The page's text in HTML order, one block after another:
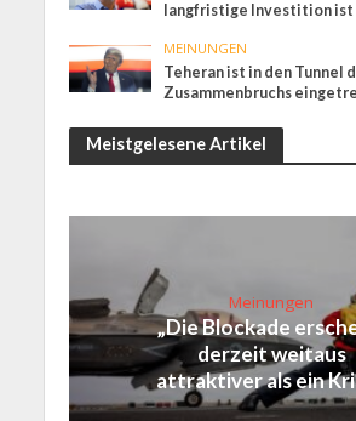
langfristige Investition ist
MEINUNGEN
Teheran ist in den Tunnel
Zusammenbruchs
Meistgelesene Artikel
Meinungen
„Die Blockade
derzeit weitaus
attraktiver als ein